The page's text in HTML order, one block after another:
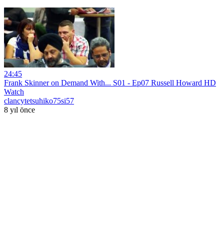
24:45
Frank Skinner on Demand With... S01 - Ep07 Russell Howard HD
Watch
clancytetsuhiko75si57
8 yıl önce